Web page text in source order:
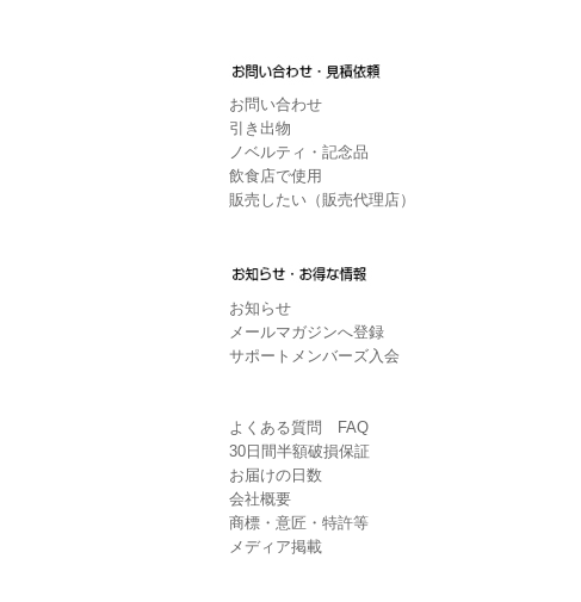
お問い合わせ
引き出物
ノベルティ・記念品
飲食店で使用
販売したい（販売代理店）
お知らせ
メールマガジンへ登録
サポートメンバーズ入会
よくある質問 FAQ
30日間半額破損保証
お届けの日数
会社概要
商標・意匠・特許等
メディア掲載